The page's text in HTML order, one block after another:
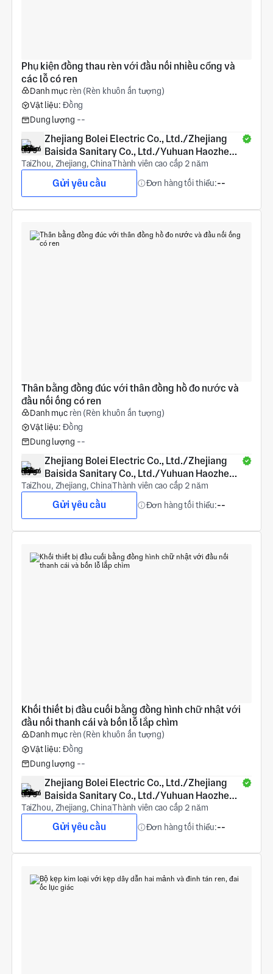
Phụ kiện đồng thau rèn với đầu nối nhiều cổng và
các lỗ có ren
Danh mục rèn (Rèn khuôn ấn tượng)
Vật liệu: Đồng
Dung lượng --
Zhejiang Bolei Electric Co., Ltd./Zhejiang
Baisida Sanitary Co., Ltd./Yuhuan Haozheng
COPPER Products Co., Ltd.
TaiZhou, Zhejiang, ChinaThành viên cao cấp 2 năm
Gửi yêu cầu Đơn hàng tối thiểu:--
Thân bằng đồng đúc với thân đồng hồ đo nước và
đầu nối ống có ren
Danh mục rèn (Rèn khuôn ấn tượng)
Vật liệu: Đồng
Dung lượng --
Zhejiang Bolei Electric Co., Ltd./Zhejiang
Baisida Sanitary Co., Ltd./Yuhuan Haozheng
COPPER Products Co., Ltd.
TaiZhou, Zhejiang, ChinaThành viên cao cấp 2 năm
Gửi yêu cầu Đơn hàng tối thiểu:--
Khối thiết bị đầu cuối bằng đồng hình chữ nhật với
đầu nối thanh cái và bốn lỗ lắp chìm
Danh mục rèn (Rèn khuôn ấn tượng)
Vật liệu: Đồng
Dung lượng --
Zhejiang Bolei Electric Co., Ltd./Zhejiang
Baisida Sanitary Co., Ltd./Yuhuan Haozheng
COPPER Products Co., Ltd.
TaiZhou, Zhejiang, ChinaThành viên cao cấp 2 năm
Gửi yêu cầu Đơn hàng tối thiểu:--